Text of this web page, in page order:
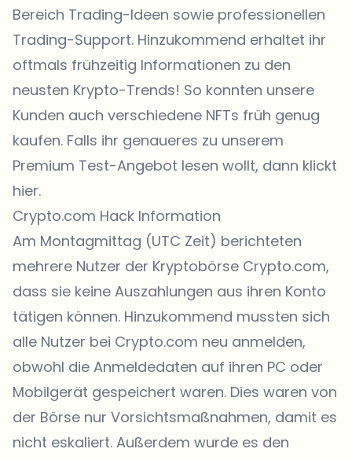
Bereich Trading-Ideen sowie professionellen
Trading-Support. Hinzukommend erhaltet ihr
oftmals frühzeitig Informationen zu den
neusten Krypto-Trends! So konnten unsere
Kunden auch verschiedene NFTs früh genug
kaufen. Falls ihr genaueres zu unserem
Premium Test-Angebot lesen wollt, dann klickt
hier.
Crypto.com Hack Information
Am Montagmittag (UTC Zeit) berichteten
mehrere Nutzer der Kryptobörse Crypto.com,
dass sie keine Auszahlungen aus ihren Konto
tätigen können. Hinzukommend mussten sich
alle Nutzer bei Crypto.com neu anmelden,
obwohl die Anmeldedaten auf ihren PC oder
Mobilgerät gespeichert waren. Dies waren von
der Börse nur Vorsichtsmaßnahmen, damit es
nicht eskaliert. Außerdem wurde es den